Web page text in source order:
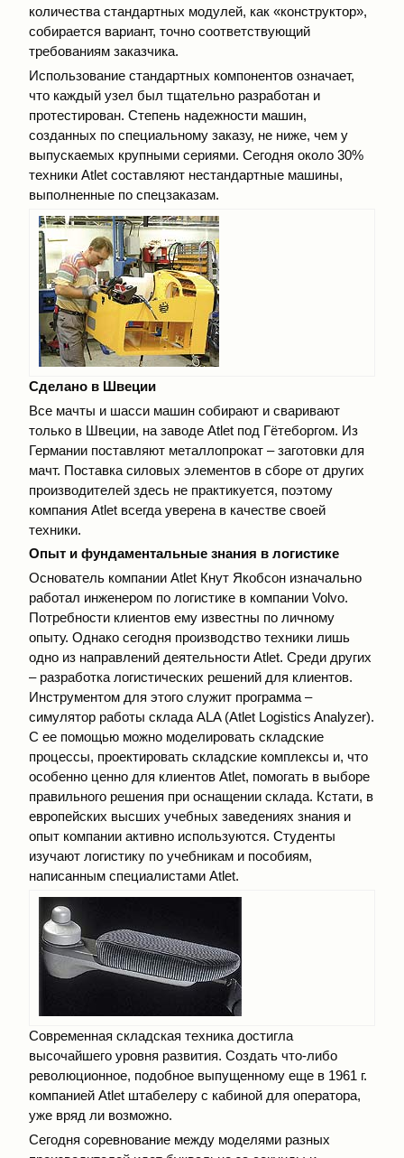
количества стандартных модулей, как «конструктор»,
собирается вариант, точно соответствующий
требованиям заказчика.
Использование стандартных компонентов означает,
что каждый узел был тщательно разработан и
протестирован. Степень надежности машин,
созданных по специальному заказу, не ниже, чем у
выпускаемых крупными сериями. Сегодня около 30%
техники Atlet составляют нестандартные машины,
выполненные по спецзаказам.
Сделано в Швеции
Все мачты и шасси машин собирают и сваривают
только в Швеции, на заводе Atlet под Гётеборгом. Из
Германии поставляют металлопрокат – заготовки для
мачт. Поставка силовых элементов в сборе от других
производителей здесь не практикуется, поэтому
компания Atlet всегда уверена в качестве своей
техники.
Опыт и фундаментальные знания в логистике
Основатель компании Atlet Кнут Якобсон изначально
работал инженером по логистике в компании Volvo.
Потребности клиентов ему известны по личному
опыту. Однако сегодня производство техники лишь
одно из направлений деятельности Atlet. Среди других
– разработка логистических решений для клиентов.
Инструментом для этого служит программа –
симулятор работы склада ALA (Atlet Logistics Analyzer).
С ее помощью можно моделировать складские
процессы, проектировать складские комплексы и, что
особенно ценно для клиентов Atlet, помогать в выборе
правильного решения при оснащении склада. Кстати, в
европейских высших учебных заведениях знания и
опыт компании активно используются. Студенты
изучают логистику по учебникам и пособиям,
написанным специалистами Atlet.
Современная складская техника достигла
высочайшего уровня развития. Создать что-либо
революционное, подобное выпущенному еще в 1961 г.
компанией Atlet штабелеру с кабиной для оператора,
уже вряд ли возможно.
Сегодня соревнование между моделями разных